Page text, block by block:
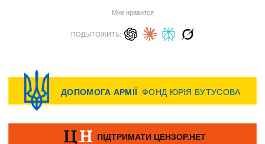
Мне нравится
ПОДЫТОЖИТЬ: